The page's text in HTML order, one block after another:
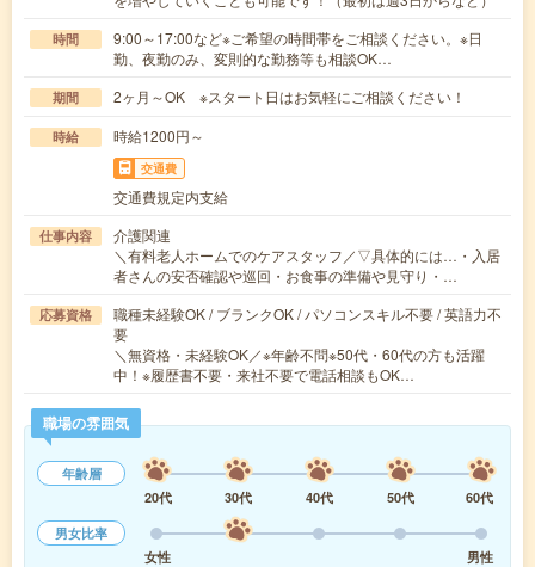
時間
9:00～17:00など※ご希望の時間帯をご相談ください。※日
勤、夜勤のみ、変則的な勤務等も相談OK…
期間 2ヶ月～OK ※スタート日はお気軽にご相談ください！
時給 時給1200円～
交通費
交通費規定内支給
仕事内容
介護関連
＼有料老人ホームでのケアスタッフ／▽具体的には…・入居
者さんの安否確認や巡回・お食事の準備や見守り・…
応募資格
職種未経験OK / ブランクOK / パソコンスキル不要 / 英語力不
要
＼無資格・未経験OK／※年齢不問※50代・60代の方も活躍
中！※履歴書不要・来社不要で電話相談もOK…
職場の雰囲気
年齢層
20代
30代 40代 50代
60代
男女比率
女性
男性